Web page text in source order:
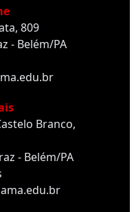
809
- Belém/PA
Branco,
- Belém/PA